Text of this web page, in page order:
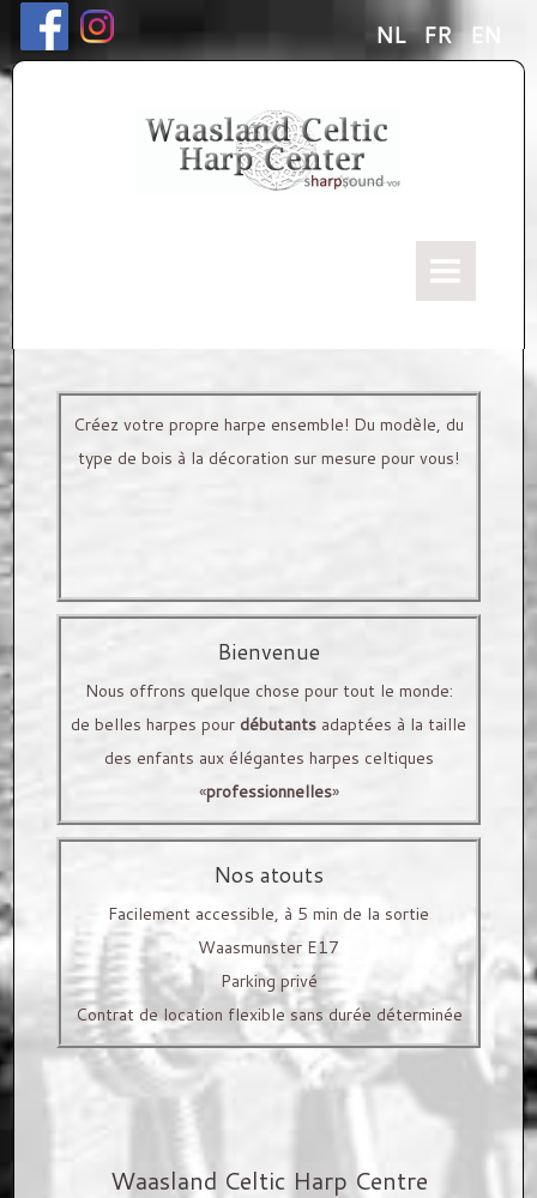
NL FR EN
Les Harpes Celtiques 'Kerscher'
Décorations
LOCATION
CORDES ET ACCESSOIRES
Cordes Kerscher
Accessoires de harpe
LEÇONS
ACTIVITÉS
Salle d'exposition
Créez votre propre harpe ensemble! Du modèle, du
type de bois à la décoration sur mesure pour vous!
que vous trouviez votre partenaire avec l'une de nos
Pour mieux vous servir, nous travaillons uniquement
sur rendez-vous
Contactez nous pour votre réservation!
Bienvenue
Nous offrons quelque chose pour tout le monde:
de belles harpes pour débutants adaptées à la taille
des enfants aux élégantes harpes celtiques
«professionnelles»
Nos atouts
Facilement accessible, à 5 min de la sortie
Waasmunster E17
Parking privé
Contrat de location flexible sans durée déterminée
Waasland Celtic Harp Centre